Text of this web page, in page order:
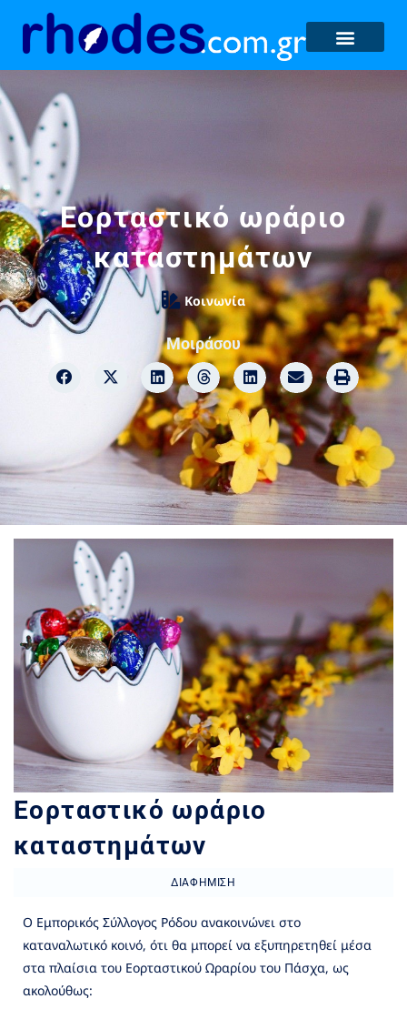
Εορταστικό ωράριο
καταστημάτων
Κοινωνία
Μοιράσου
Εορταστικό ωράριο
καταστημάτων
ΔΙΑΦΉΜΙΣΗ
Ο Εμπορικός Σύλλογος Ρόδου ανακοινώνει στο
καταναλωτικό κοινό, ότι θα μπορεί να εξυπηρετηθεί μέσα
στα πλαίσια του Εορταστικού Ωραρίου του Πάσχα, ως
ακολούθως: